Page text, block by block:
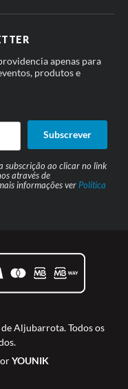
apenas para
produtos e
Subscrever
subscrição ao clicar no link
através de
informações ver Política
Aljubarrota. Todos os
YOUNIK